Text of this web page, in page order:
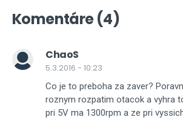
Komentáre (4)
ChaoS
5.3.2016 - 10:23
Co je to preboha za zaver?
roznym rozpatim otacok a vyhra
pri 5V ma 1300rpm a ze pri